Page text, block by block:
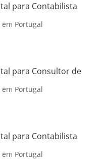
para Contabilista
Portugal
para Consultor de
Portugal
para Contabilista
Portugal